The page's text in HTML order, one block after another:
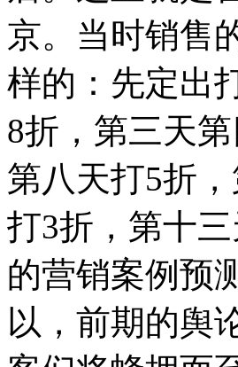
京。当时销售
样的：先定出
8折，第三天
第八天打5折
打3折，第十
的营销案例预
以，前期的舆